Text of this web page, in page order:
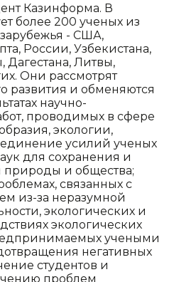
Казинформа. В
более 200 ученых из
- США,
России, Узбекистана,
Дагестана, Литвы,
Они рассмотрят
развития и обменяются
научно-
проводимых в сфере
экологии,
усилий ученых
для сохранения и
природы и общества;
связанных с
из-за неразумной
экологических и
экологических
учеными
негативных
студентов и
проблем